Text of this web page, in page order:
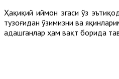
Ҳақиқий иймон эгаси ўз
тузоғидан ўзимизни ва
адашганлар ҳам вақт борида